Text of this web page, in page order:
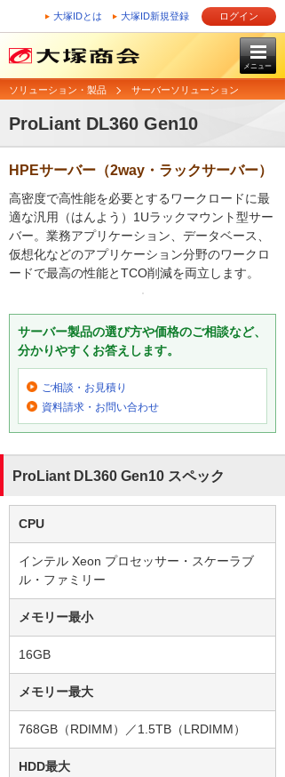
大塚IDとは 大塚ID新規登録 ログイン
メニュー
ソリューション・製品 サーバーソリューション
ProLiant DL360 Gen10
HPEサーバー（2way・ラックサーバー）
高密度で高性能を必要とするワークロードに最
適な汎用（はんよう）1Uラックマウント型サー
バー。業務アプリケーション、データベース、
仮想化などのアプリケーション分野のワークロ
ードで最高の性能とTCO削減を両立します。
サーバー製品の選び方や価格のご相談など、
分かりやすくお答えします。
ご相談・お見積り
資料請求・お問い合わせ
ProLiant DL360 Gen10 スペック
CPU
インテル Xeon プロセッサー・スケーラブ
ル・ファミリー
メモリー最小
16GB
メモリー最大
768GB（RDIMM）／1.5TB（LRDIMM）
HDD最大